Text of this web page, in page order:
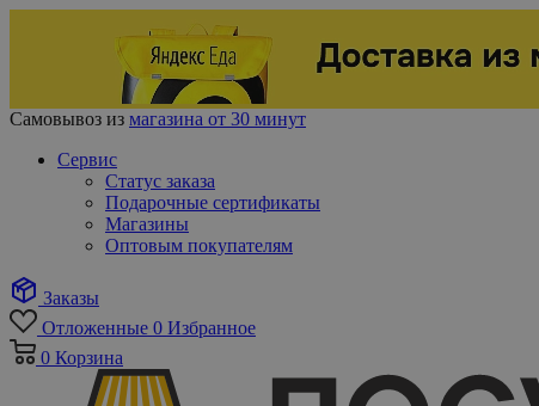
Самовывоз из магазина от 30 минут
Сервис
Статус заказа
Подарочные сертификаты
Магазины
Оптовым покупателям
Заказы
Отложенные 0 Избранное
0 Корзина